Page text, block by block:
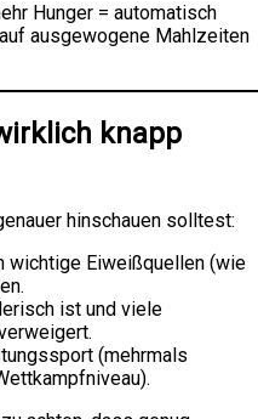
Hunger = automatisch
ausgewogene Mahlzeiten
knapp
hinschauen solltest:
wichtige Eiweißquellen (wie
ist und viele
(mehrmals